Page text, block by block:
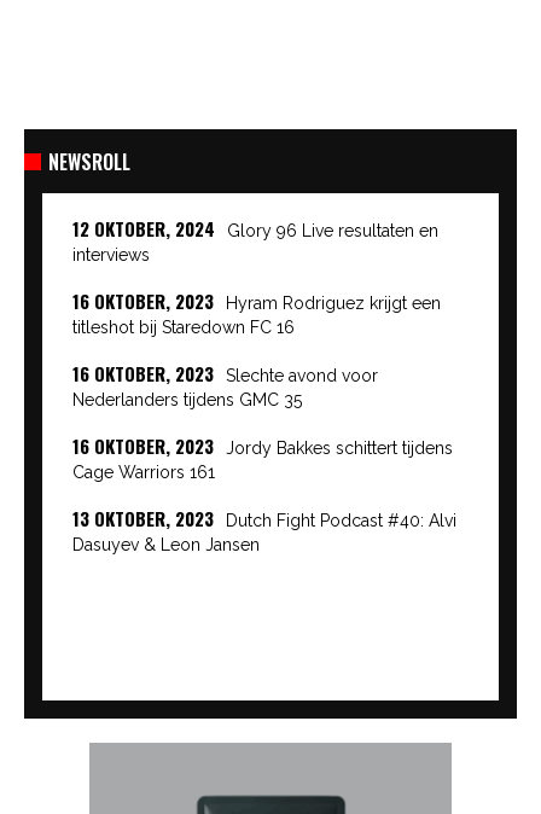
NEWSROLL
12 OKTOBER, 2024
Glory 96 Live resultaten en
interviews
16 OKTOBER, 2023
Hyram Rodriguez krijgt een
titleshot bij Staredown FC 16
16 OKTOBER, 2023
Slechte avond voor
Nederlanders tijdens GMC 35
16 OKTOBER, 2023
Jordy Bakkes schittert tijdens
Cage Warriors 161
13 OKTOBER, 2023
Dutch Fight Podcast #40: Alvi
Dasuyev & Leon Jansen